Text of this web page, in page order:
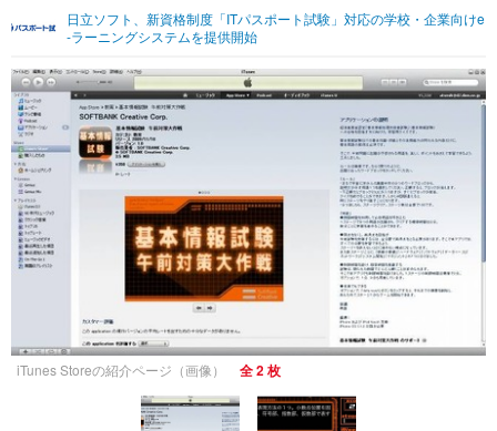
ショッピング その他
日立ソフト、新資格制度「ITパスポート試験」対応の学校・企業向けe
-ラーニングシステムを提供開始
iTunes Storeの紹介ページ（画像） 全 2 枚